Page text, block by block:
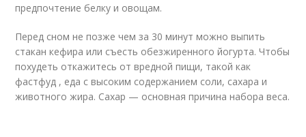
предпочтение белку и овощам.
Перед сном не позже чем за 30 минут можно выпить
стакан кефира или съесть обезжиренного йогурта. Чтобы
похудеть откажитесь от вредной пищи, такой как
фастфуд , еда с высоким содержанием соли, сахара и
животного жира. Сахар — основная причина набора веса.